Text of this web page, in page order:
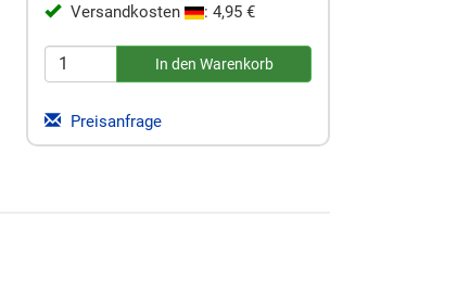
Versandkosten
: 4,95 €
Preisanfrage